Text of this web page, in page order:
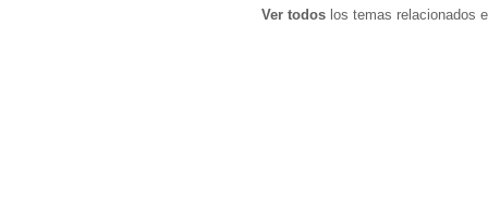
Ver todos los temas relacionados